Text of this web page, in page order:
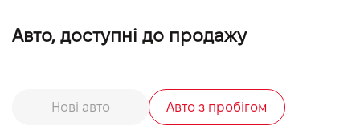
Авто, доступні до продажу
Нові авто Авто з пробігом